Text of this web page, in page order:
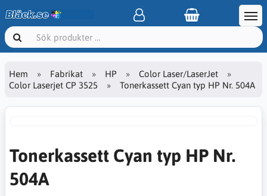
Hem Fabrikat HP
Color Laser/LaserJet
Color Laserjet CP 3525
Tonerkassett Cyan typ HP Nr. 504A
Tonerkassett Cyan typ HP Nr.
504A